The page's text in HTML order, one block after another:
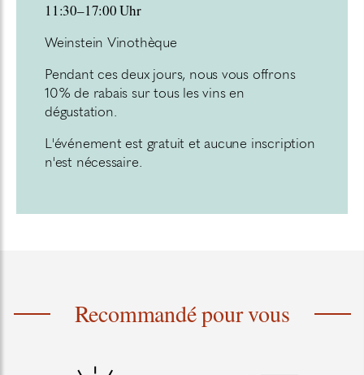
11:30–17:00 Uhr
Weinstein Vinothèque
Pendant ces deux jours, nous vous offrons
10% de rabais sur tous les vins en
dégustation.
L'événement est gratuit et aucune inscription
n'est nécessaire.
Recommandé pour vous